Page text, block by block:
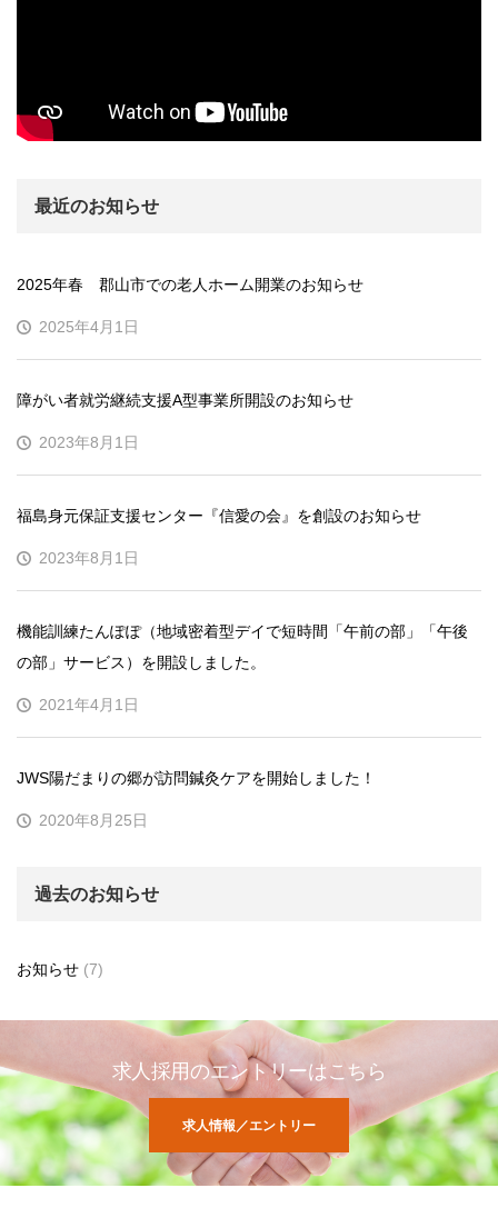
最近のお知らせ
2025年春 郡山市での老人ホーム開業のお知らせ
2025年4月1日
障がい者就労継続支援A型事業所開設のお知らせ
2023年8月1日
福島身元保証支援センター『信愛の会』を創設のお知らせ
2023年8月1日
機能訓練たんぽぽ（地域密着型デイで短時間「午前の部」「午後
の部」サービス）を開設しました。
2021年4月1日
JWS陽だまりの郷が訪問鍼灸ケアを開始しました！
2020年8月25日
過去のお知らせ
お知らせ (7)
求人採用のエントリーはこちら
求人情報／エントリー